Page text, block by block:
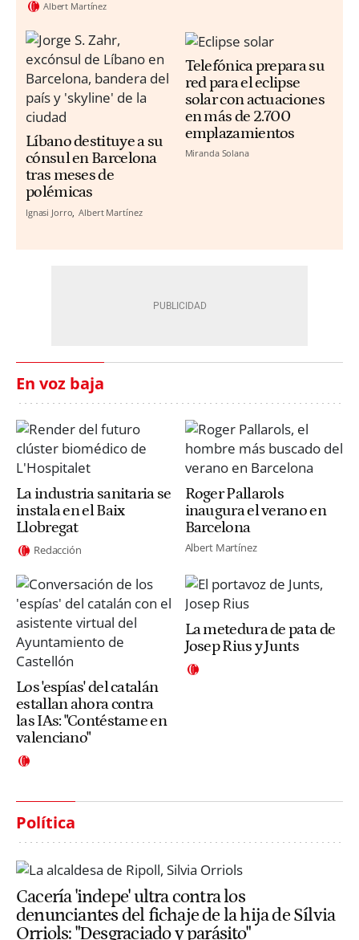
Albert Martínez
Líbano destituye a su
cónsul en Barcelona
tras meses de
polémicas
Ignasi Jorro Albert Martínez
Telefónica prepara su
red para el eclipse
solar con actuaciones
en más de 2.700
emplazamientos
Miranda Solana
En voz baja
La industria sanitaria se
instala en el Baix
Llobregat
Redacción
Roger Pallarols
inaugura el verano en
Barcelona
Albert Martínez
Los 'espías' del catalán
estallan ahora contra
las IAs: "Contéstame en
valenciano"
La metedura de pata de
Josep Rius y Junts
Política
Cacería 'indepe' ultra contra los
denunciantes del fichaje de la hija de Sílvia
Orriols: "Desgraciado y parásito"